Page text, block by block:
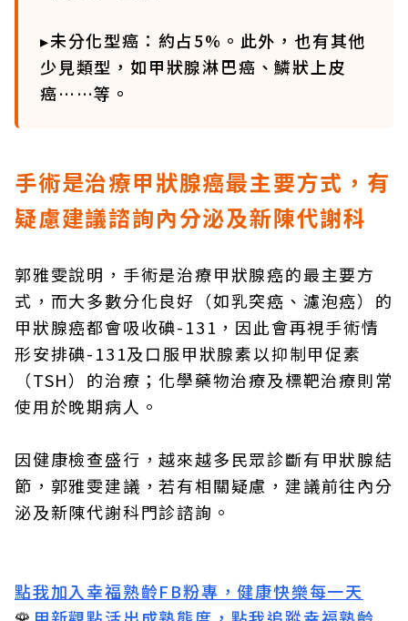
▸未分化型癌：約占5%。此外，也有其他
少見類型，如甲狀腺淋巴癌、鱗狀上皮
癌……等。
手術是治療甲狀腺癌最主要方式，有
疑慮建議諮詢內分泌及新陳代謝科
郭雅雯說明，手術是治療甲狀腺癌的最主要方
式，而大多數分化良好（如乳突癌、濾泡癌）的
甲狀腺癌都會吸收碘-131，因此會再視手術情
形安排碘-131及口服甲狀腺素以抑制甲促素
（TSH）的治療；化學藥物治療及標靶治療則常
使用於晚期病人。
因健康檢查盛行，越來越多民眾診斷有甲狀腺結
節，郭雅雯建議，若有相關疑慮，建議前往內分
泌及新陳代謝科門診諮詢。
點我加入幸福熟齡FB粉專，健康快樂每一天